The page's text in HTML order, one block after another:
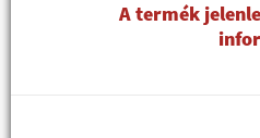
A termék